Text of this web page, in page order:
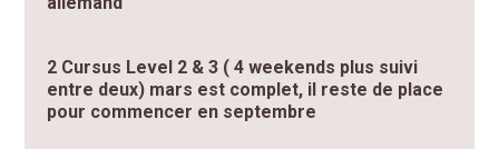
2 Cursus Level 2 & 3 ( 4 weekends plus suivi
entre deux) mars est complet, il reste de place
pour commencer en septembre